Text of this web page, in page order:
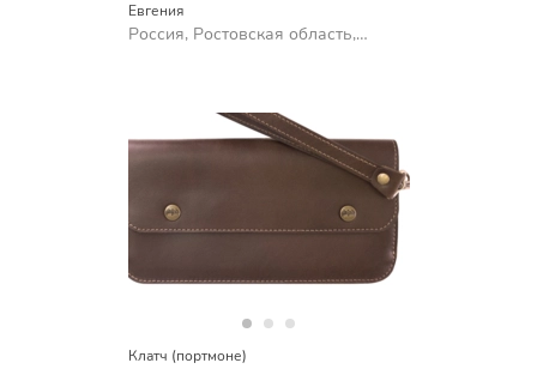
Евгения
Россия, Ростовская область,
Клатч (портмоне)